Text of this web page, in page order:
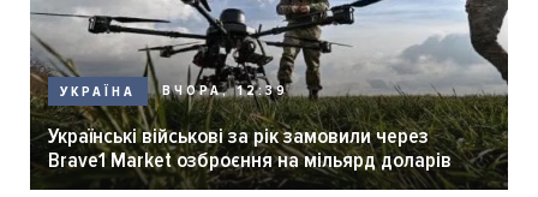
УКРАЇНА ВЧОРА, 12:39
Українські військові за рік замовили через
Brave1 Market озброєння на мільярд доларів